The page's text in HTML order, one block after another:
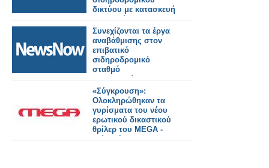
δικτύου με κατασκευή
ενισχυμένης
περίφραξης σε
Θριάσιο, Θήβα και
Ζευγολατιό.
Συνεχίζονται τα έργα
αναβάθμισης στον
επιβατικό
σιδηροδρομικό
σταθμό
Θεσσαλονίκης.
«Σύγκρουση»:
Ολοκληρώθηκαν τα
γυρίσματα του νέου
ερωτικού δικαστικού
θρίλερ του MEGA -
Δείτε νέο backstage